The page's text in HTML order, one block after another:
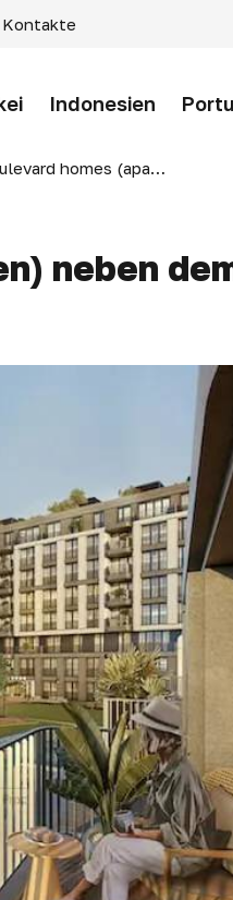
Kontakte
Indonesien
(apartments) next to Istanbul National Park, Istanbul
neben